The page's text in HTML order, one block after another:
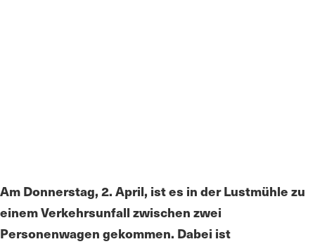
Am Donnerstag, 2. April, ist es in der Lustmühle zu
einem Verkehrsunfall zwischen zwei
Personenwagen gekommen. Dabei ist